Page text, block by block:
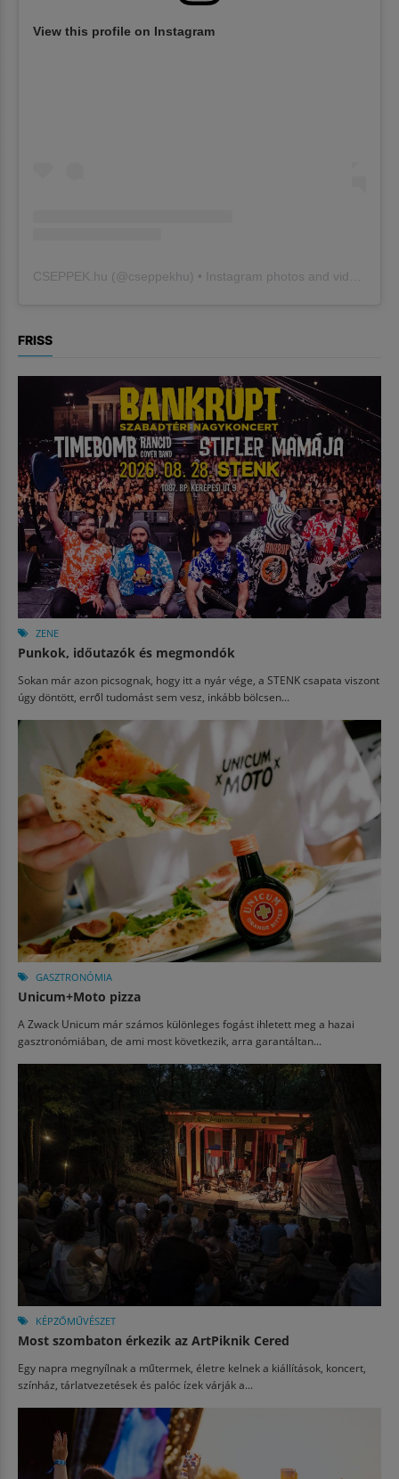
View this profile on Instagram
CSEPPEK.hu (@cseppekhu ) • Instagram photos and videos
FRISS
ZENE
Punkok, időutazók és megmondók
Sokan már azon picsognak, hogy itt a nyár vége, a STENK csapata viszont
úgy döntött, erről tudomást sem vesz, inkább bölcsen...
GASZTRONÓMIA
Unicum+Moto pizza
A Zwack Unicum már számos különleges fogást ihletett meg a hazai
gasztronómiában, de ami most következik, arra garantáltan...
KÉPZŐMŰVÉSZET
Most szombaton érkezik az ArtPiknik Cered
Egy napra megnyílnak a műtermek, életre kelnek a kiállítások, koncert,
színház, tárlatvezetések és palóc ízek várják a...